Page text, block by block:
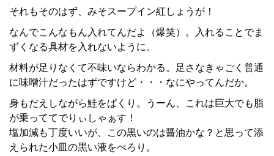
それもそのはず、みそスープイン紅しょうが！
なんでこんなもん入れてんだよ（爆笑）。入れることでま
ずくなる具材を入れないように。
材料が足りなくて不味いならわかる。足さなきゃごく普通
に味噌汁だったはずですけど・・・なにやってんだか。
身もだえしながら鮭をぱくり。うーん、これは巨大でも脂
が乗っててでりぃしゃぁす！
塩加減も丁度いいが、この黒いのは醤油かな？と思って添
えられた小皿の黒い液をぺろり。